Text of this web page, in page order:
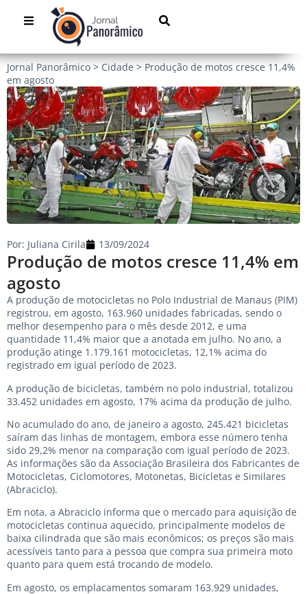
Jornal Panorâmico > Cidade > Produção de motos cresce 11,4%
em agosto
Produção de motos cresce 11,4% em
agosto
Por: Juliana Cirila 13/09/2024
A produção de motocicletas no Polo Industrial de Manaus (PIM)
registrou, em agosto, 163.960 unidades fabricadas, sendo o
melhor desempenho para o mês desde 2012, e uma
quantidade 11,4% maior que a anotada em julho. No ano, a
produção atinge 1.179.161 motocicletas, 12,1% acima do
registrado em igual período de 2023.
A produção de bicicletas, também no polo industrial, totalizou
33.452 unidades em agosto, 17% acima da produção de julho.
No acumulado do ano, de janeiro a agosto, 245.421 bicicletas
saíram das linhas de montagem, embora esse número tenha
sido 29,2% menor na comparação com igual período de 2023.
As informações são da Associação Brasileira dos Fabricantes de
Motocicletas, Ciclomotores, Motonetas, Bicicletas e Similares
(Abraciclo).
Em nota, a Abraciclo informa que o mercado para aquisição de
motocicletas continua aquecido, principalmente modelos de
baixa cilindrada que são mais econômicos; os preços são mais
acessíveis tanto para a pessoa que compra sua primeira moto
quanto para quem está trocando de modelo.
Em agosto, os emplacamentos somaram 163.929 unidades,